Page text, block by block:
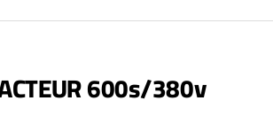
600s/380v